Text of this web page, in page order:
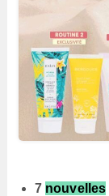
7 nouvelles